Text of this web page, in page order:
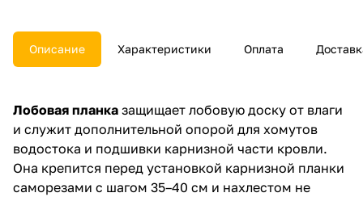
Описание Характеристики Оплата
Лобовая планка защищает лобовую доску от влаги
и служит дополнительной опорой для хомутов
водостока и подшивки карнизной части кровли.
Она крепится перед установкой карнизной планки
саморезами с шагом 35–40 см и нахлестом не